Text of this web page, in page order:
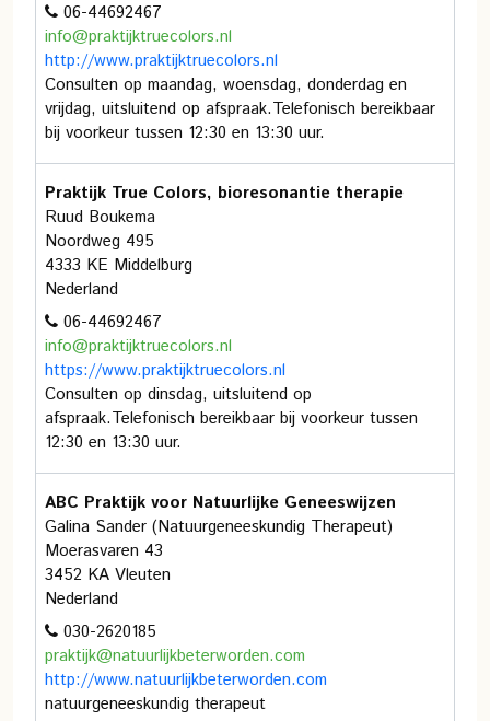
06-44692467
info@praktijktruecolors.nl
http://www.praktijktruecolors.nl
Consulten op maandag, woensdag, donderdag en
vrijdag, uitsluitend op afspraak.Telefonisch bereikbaar
bij voorkeur tussen 12:30 en 13:30 uur.
Praktijk True Colors, bioresonantie therapie
Ruud Boukema
Noordweg 495
4333 KE Middelburg
Nederland
06-44692467
info@praktijktruecolors.nl
https://www.praktijktruecolors.nl
Consulten op dinsdag, uitsluitend op
afspraak.Telefonisch bereikbaar bij voorkeur tussen
12:30 en 13:30 uur.
ABC Praktijk voor Natuurlijke Geneeswijzen
Galina Sander (Natuurgeneeskundig Therapeut)
Moerasvaren 43
3452 KA Vleuten
Nederland
030-2620185
praktijk@natuurlijkbeterworden.com
http://www.natuurlijkbeterworden.com
natuurgeneeskundig therapeut